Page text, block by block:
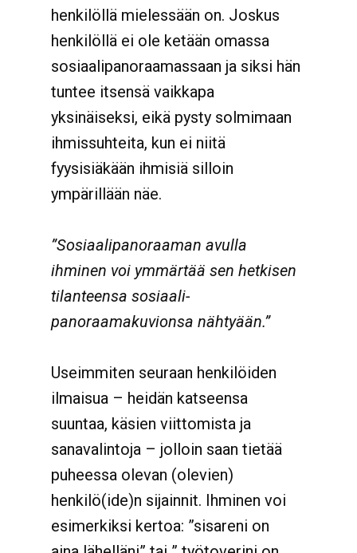
henkilöllä mielessään on. Joskus
henkilöllä ei ole ketään omassa
sosiaalipanoraamassaan ja siksi hän
tuntee itsensä vaikkapa
yksinäiseksi, eikä pysty solmimaan
ihmissuhteita, kun ei niitä
fyysisiäkään ihmisiä silloin
ympärillään näe.
”Sosiaalipanoraaman avulla
ihminen voi ymmärtää sen hetkisen
tilanteensa sosiaali-
panoraamakuvionsa nähtyään.”
Useimmiten seuraan henkilöiden
ilmaisua – heidän katseensa
suuntaa, käsien viittomista ja
sanavalintoja – jolloin saan tietää
puheessa olevan (olevien)
henkilö(ide)n sijainnit. Ihminen voi
esimerkiksi kertoa: ”sisareni on